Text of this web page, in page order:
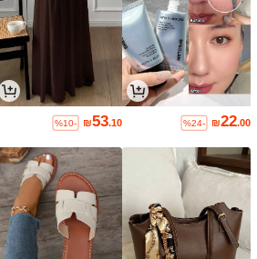
₪22.00
%24-
₪53.10
%10-